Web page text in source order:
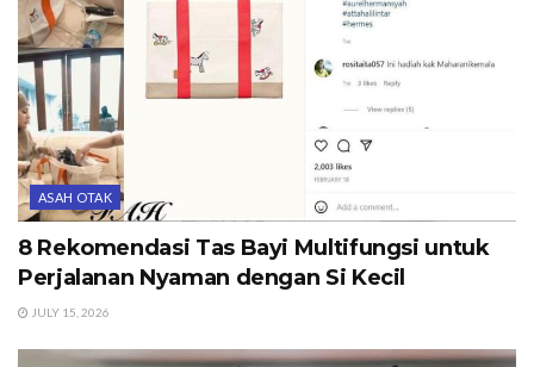
ASAH OTAK
8 Rekomendasi Tas Bayi Multifungsi untuk
Perjalanan Nyaman dengan Si Kecil
JULY 15, 2026